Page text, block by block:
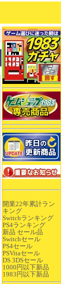
開業22年累計ラン
キング
Switchランキング
PS4ランキング
新品 セール品
Switchセール
PS4セール
PSVitaセール
DS 3DSセール
1000円以下新品
1983円以下新品